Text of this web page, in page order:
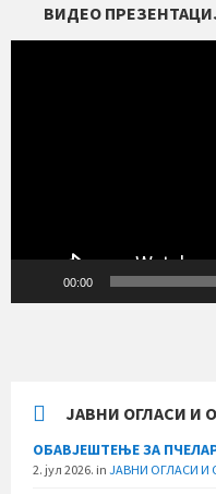
ВИДЕО
00:00
ЈАВНИ ОГЛАСИ И
ОБАВЈЕШТЕЊЕ ЗА
2. јул 2026. in ЈАВНИ ОГЛАСИ И